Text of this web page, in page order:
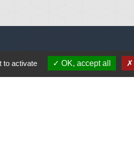
to activate OK, accept all